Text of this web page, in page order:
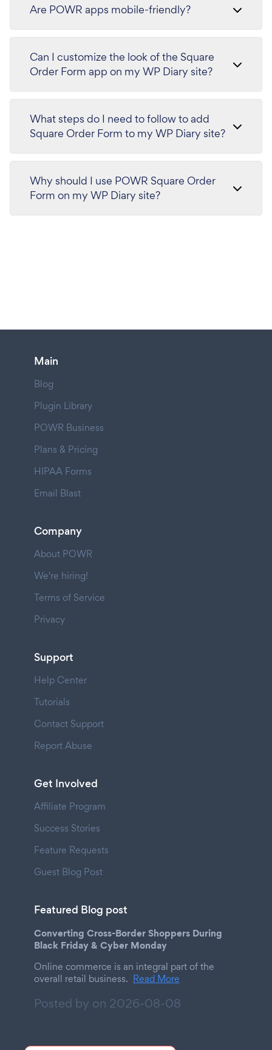
Are POWR apps mobile-friendly?
Can I customize the look of the Square
Order Form app on my WP Diary site?
What steps do I need to follow to add
Square Order Form to my WP Diary site?
Why should I use POWR Square Order
Form on my WP Diary site?
Main
Blog
Plugin Library
POWR Business
Plans & Pricing
HIPAA Forms
Email Blast
Company
About POWR
We're hiring!
Terms of Service
Privacy
Support
Help Center
Tutorials
Contact Support
Report Abuse
Get Involved
Affiliate Program
Success Stories
Feature Requests
Guest Blog Post
Featured Blog post
Converting Cross-Border Shoppers During
Black Friday & Cyber Monday
Online commerce is an integral part of the
overall retail business. Read More
Posted by on 2026-08-08